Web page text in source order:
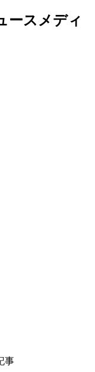
ースメディ
事